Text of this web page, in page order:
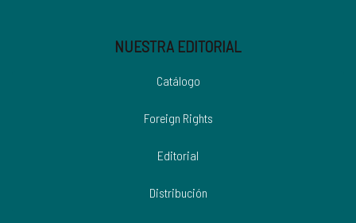
NUESTRA EDITORIAL
Catálogo
Foreign Rights
Editorial
Distribución